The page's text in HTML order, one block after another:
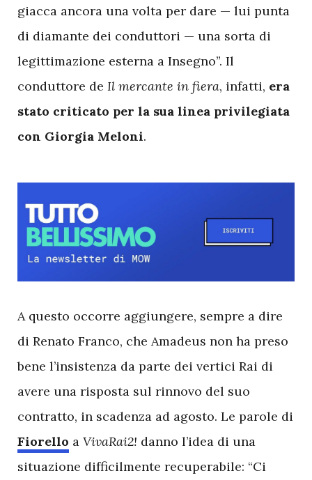
giacca ancora una volta per dare — lui punta
di diamante dei conduttori — una sorta di
legittimazione esterna a Insegno”. Il
conduttore de Il mercante in fiera, infatti, era
stato criticato per la sua linea privilegiata
con Giorgia Meloni.
Aquesto occorre aggiungere, sempre a dire
di Renato Franco, che Amadeus non ha preso
bene l’insistenza da parte dei vertici Rai di
avere una risposta sul rinnovo del suo
contratto, in scadenza ad agosto. Le parole di
Fiorello a VivaRai2! danno l’idea di una
situazione difficilmente recuperabile: “Ci